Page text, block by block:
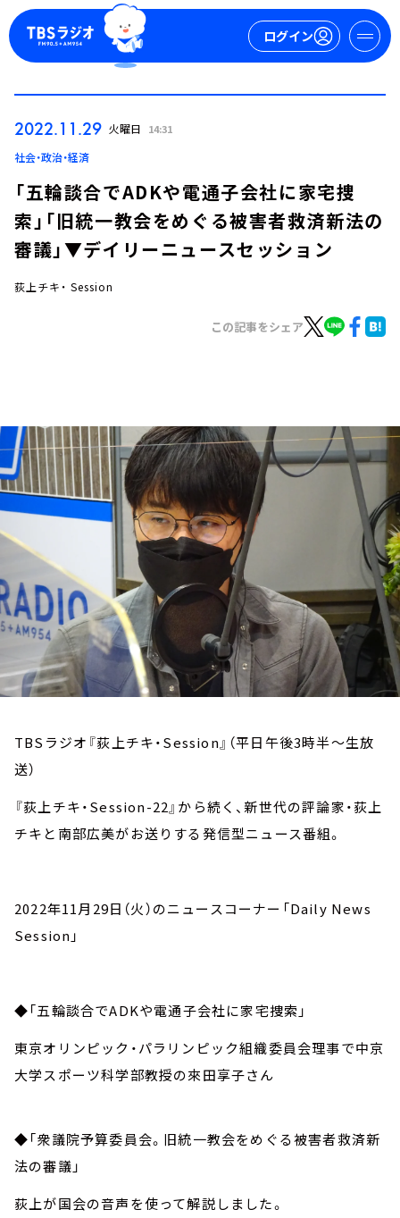
ログイン
イベント・グッズ
YouTube
会社情報
2022.11.29 火曜日 14:31
社会・政治・経済
「五輪談合でADKや電通子会社に家宅捜
索」「旧統一教会をめぐる被害者救済新法の
審議」▼デイリーニュースセッション
荻上チキ・ Session
この記事をシェア
TBSラジオ『荻上チキ・Session』（平日午後3時半～生放
送）
『荻上チキ・Session-22』から続く、新世代の評論家・荻上
チキと南部広美がお送りする発信型ニュース番組。
2022年11月29日（火）のニュースコーナー「Daily News
Session」
◆「五輪談合でADKや電通子会社に家宅捜索」
東京オリンピック・パラリンピック組織委員会理事で中京
大学スポーツ科学部教授の來田享子さん
◆「衆議院予算委員会。旧統一教会をめぐる被害者救済新
法の審議」
荻上が国会の音声を使って解説しました。